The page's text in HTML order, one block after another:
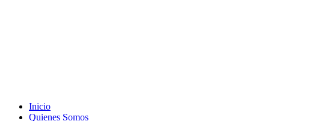
Inicio
Quienes Somos